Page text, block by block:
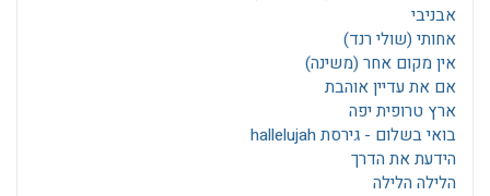
אבניבי
אחותי (שולי רנד)
אין מקום אחר (משינה)
אם את עדיין אוהבת
ארץ טרופית יפה
בואי בשלום - גירסת hallelujah
הידעת את הדרך
הלילה הלילה